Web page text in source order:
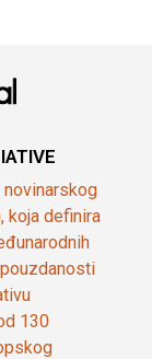
koja definira
130